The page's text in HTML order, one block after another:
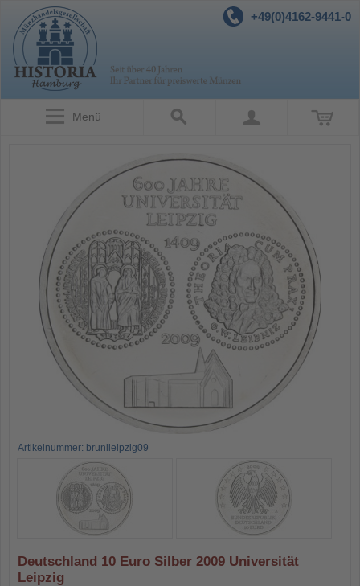
+49(0)4162-9441-0
Menü
Artikelnummer: brunileipzig09
Deutschland 10 Euro Silber 2009 Universität
Leipzig